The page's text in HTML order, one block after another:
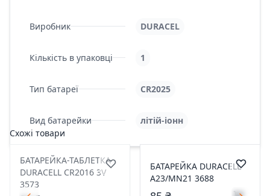
Виробник DURACEL
Кількість в упаковці 1
Тип батареї CR2025
Вид батарейки
літій-іонн
Схожі товари
БАТАРЕЙКА-ТАБЛЕТКА
DURACELL CR2016 3V
3573
БАТАРЕЙКА DURACELL
A23/MN21 3688